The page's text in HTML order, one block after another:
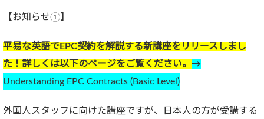
【お知らせ①】
平易な英語でEPC契約を解説する新講座をリリースしまし
た！詳しくは以下のページをご覧ください。 →
Understanding EPC Contracts (Basic Level)
外国人スタッフに向けた講座ですが、日本人の方が受講する